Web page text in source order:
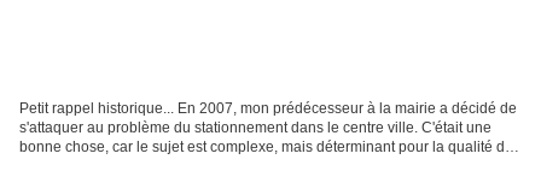
Petit rappel historique... En 2007, mon prédécesseur à la mairie a décidé de
s'attaquer au problème du stationnement dans le centre ville. C'était une
bonne chose, car le sujet est complexe, mais déterminant pour la qualité de